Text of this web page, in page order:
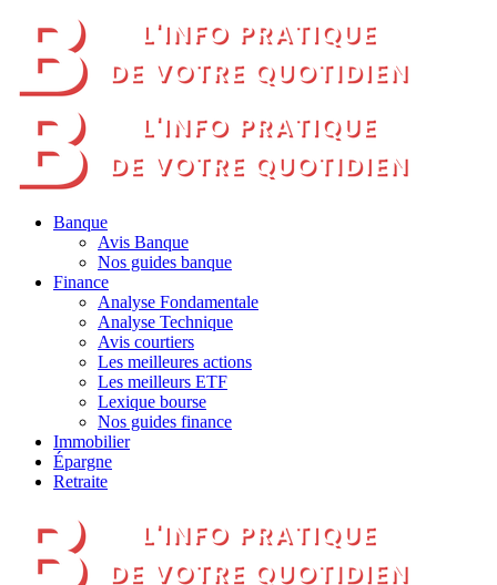
Banque
Avis Banque
Nos guides banque
Finance
Analyse Fondamentale
Analyse Technique
Avis courtiers
Les meilleures actions
Les meilleurs ETF
Lexique bourse
Nos guides finance
Immobilier
Épargne
Retraite